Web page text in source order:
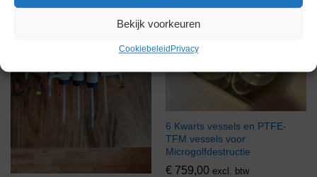
Bekijk voorkeuren
Cookiebeleid Privacy
6 Kwarts vessels en PTFE-
TFM vessels voor
Microgolfdestructie
€ 759,00 excl. btw